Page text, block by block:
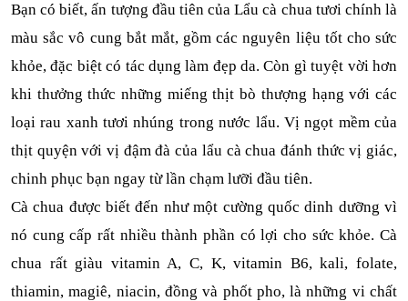
Bạn có biết, ấn tượng đầu tiên của Lẩu cà chua tươi chính là
màu sắc vô cung bắt mắt, gồm các nguyên liệu tốt cho sức
khỏe, đặc biệt có tác dụng làm đẹp da. Còn gì tuyệt vời hơn
khi thưởng thức những miếng thịt bò thượng hạng với các
loại rau xanh tươi nhúng trong nước lẩu. Vị ngọt mềm của
thịt quyện với vị đậm đà của lẩu cà chua đánh thức vị giác,
chinh phục bạn ngay từ lần chạm lưỡi đầu tiên.
Cà chua được biết đến như một cường quốc dinh dưỡng vì
nó cung cấp rất nhiều thành phần có lợi cho sức khỏe. Cà
chua rất giàu vitamin A, C, K, vitamin B6, kali, folate,
thiamin, magiê, niacin, đồng và phốt pho, là những vi chất